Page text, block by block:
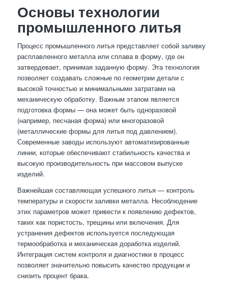
Основы технологии
промышленного литья
Процесс промышленного литья представляет собой заливку
расплавленного металла или сплава в форму, где он
затвердевает, принимая заданную форму. Эта технология
позволяет создавать сложные по геометрии детали с
высокой точностью и минимальными затратами на
механическую обработку. Важным этапом является
подготовка формы — она может быть одноразовой
(например, песчаная форма) или многоразовой
(металлические формы для литья под давлением).
Современные заводы используют автоматизированные
линии, которые обеспечивают стабильность качества и
высокую производительность при массовом выпуске
изделий.
Важнейшая составляющая успешного литья — контроль
температуры и скорости заливки металла. Несоблюдение
этих параметров может привести к появлению дефектов,
таких как пористость, трещины или включения. Для
устранения дефектов используется последующая
термообработка и механическая доработка изделий.
Интеграция систем контроля и диагностики в процесс
позволяет значительно повысить качество продукции и
снизить процент брака.